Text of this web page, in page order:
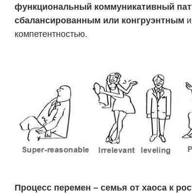
функциональный коммуникативный
сбалансированным или конгруэнтным
компетентностью.
Процесс перемен – семья от хаоса к